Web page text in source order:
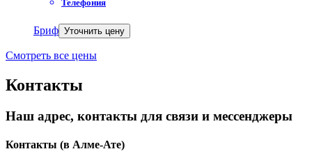
Телефония
Бриф Уточнить цену
Смотреть все цены
Контакты
Наш адрес, контакты для связи и мессенджеры
Контакты (в Алме-Ате)